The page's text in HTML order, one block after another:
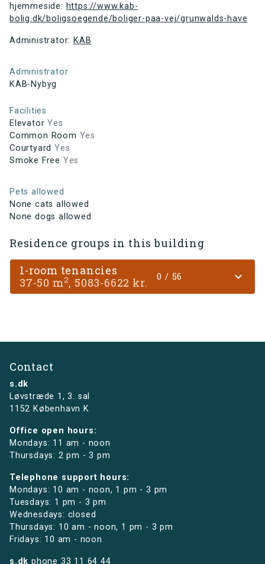
hjemmeside: https://www.kab-
bolig.dk/boligsoegende/boliger-paa-vej/grunwalds-have
Administrator: KAB
Administrator
KAB-Nybyg
Facilities
Elevator Yes
Common Room Yes
Courtyard Yes
Smoke Free Yes
Pets allowed
None cats allowed
None dogs allowed
Residence groups in this building
1-room tenancies
37-50 m2, 5083-6622 kr. 0 / 56 expand_more
Contact
s.dk
Løvstræde 1,3. sal
1152 København K
Office open hours:
Mondays: 11 am - noon
Thursdays: 2 pm - 3 pm
Telephone support hours:
Mondays: 10 am - noon, 1 pm - 3 pm
Tuesdays: 1 pm - 3 pm
Wednesdays: closed
Thursdays: 10 am - noon, 1 pm - 3 pm
Fridays: 10 am - noon
s.dk phone 33 11 64 44